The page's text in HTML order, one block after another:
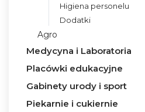
Higiena personelu
Dodatki
Agro
Medycyna i Laboratoria
Placówki edukacyjne
Gabinety urody i sport
Piekarnie i cukiernie